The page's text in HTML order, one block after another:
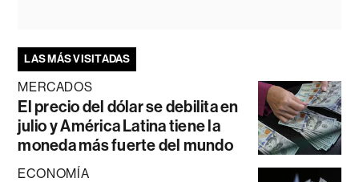
LAS MÁS VISITADAS
MERCADOS
El precio del dólar se debilita en
julio y América Latina tiene la
moneda más fuerte del mundo
ECONOMÍA